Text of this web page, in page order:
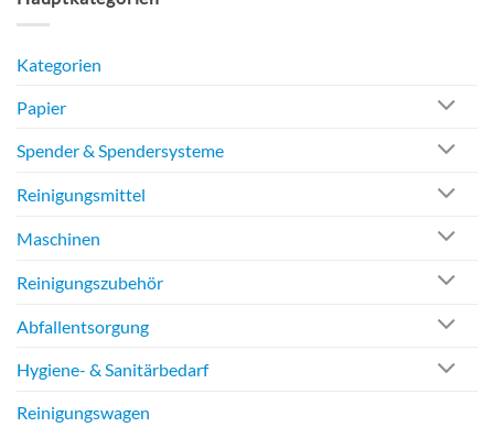
Kategorien
Papier
Spender & Spendersysteme
Reinigungsmittel
Maschinen
Reinigungszubehör
Abfallentsorgung
Hygiene- & Sanitärbedarf
Reinigungswagen